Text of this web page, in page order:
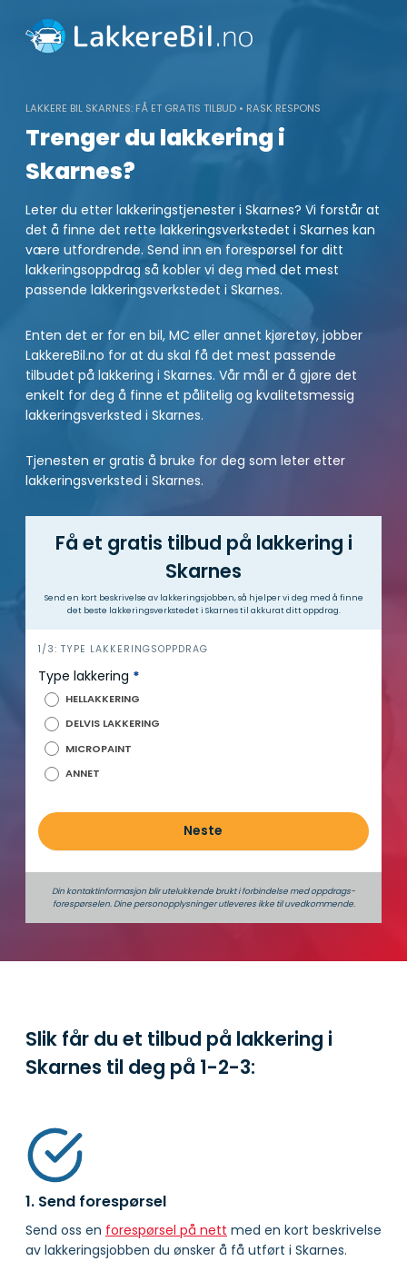
content
LAKKERE BIL SKARNES: FÅ ET GRATIS TILBUD • RASK RESPONS
Trenger du lakkering i
Skarnes?
Leter du etter lakkeringstjenester i Skarnes? Vi forstår at
det å finne det rette lakkeringsverkstedet i Skarnes kan
være utfordrende. Send inn en forespørsel for ditt
lakkeringsoppdrag så kobler vi deg med det mest
passende lakkeringsverkstedet i Skarnes.
Enten det er for en bil, MC eller annet kjøretøy, jobber
LakkereBil.no for at du skal få det mest passende
tilbudet på lakkering i Skarnes. Vår mål er å gjøre det
enkelt for deg å finne et pålitelig og kvalitetsmessig
lakkeringsverksted i Skarnes.
Tjenesten er gratis å bruke for deg som leter etter
lakkeringsverksted i Skarnes.
Få et gratis tilbud på lakkering i
Skarnes
Send en kort beskrivelse av lakkeringsjobben, så hjelper vi deg med å finne
det beste lakkeringsverkstedet i Skarnes til akkurat ditt oppdrag.
h
e
1/3: TYPE LAKKERINGSOPPDRAG
Type lakkering *
HELLAKKERING
DELVIS LAKKERING
MICROPAINT
ANNET
Neste
Din kontaktinformasjon blir utelukkende brukt i forbindelse med oppdrags­
forespørselen. Dine person­­opplysninger utleveres ikke til uvedkommende.
Slik får du et tilbud på lakkering i
Skarnes til deg på 1-2-3:
1. Send forespørsel
Send oss en forespørsel på nett med en kort beskrivelse
av lakkeringsjobben du ønsker å få utført i Skarnes.